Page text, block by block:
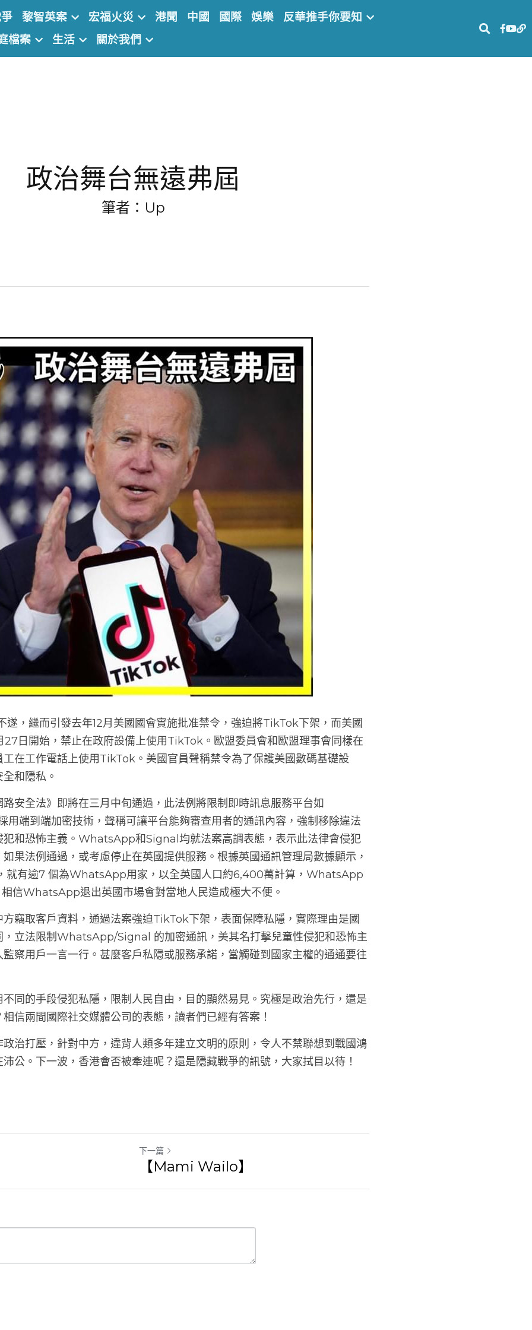
黎智英案 宏福火災 港聞 中國 國際 娛樂
反華推手你要知
檔案
生活 關於我們
政治舞台無遠弗屆
筆者：Up
，繼而引發去年12月美國國會實施批准禁令，強迫將TikTok下架，而美國
日開始，禁止在政府設備上使用TikTok。歐盟委員會和歐盟理事會同樣在
在工作電話上使用TikTok。美國官員聲稱禁令為了保護美國數碼基礎設
和隱私。
安全法》即將在三月中旬通過，此法例將限制即時訊息服務平台如
端到端加密技術，聲稱可讓平台能夠審查用者的通訊內容，強制移除違法
犯和恐怖主義。WhatsApp和Signal均就法案高調表態，表示此法律會侵犯
果法例通過，或考慮停止在英國提供服務。根據英國通訊管理局數據顯示，
就有逾7 個為WhatsApp用家，以全英國人口約6,400萬計算，WhatsApp
信WhatsApp退出英國市場會對當地人民造成極大不便。
竊取客戶資料，通過法案強迫TikTok下架，表面保障私隱，實際理由是國
，立法限制WhatsApp/Signal 的加密通訊，美其名打擊兒童性侵犯和恐怖主
察用戶一言一行。甚麼客戶私隱或服務承諾，當觸碰到國家主權的通通要往
同的手段侵犯私隱，限制人民自由，目的顯然易見。究極是政治先行，還是
信兩間國際社交媒體公司的表態，讀者們已經有答案！
治打壓，針對中方，違背人類多年建立文明的原則，令人不禁聯想到戰國鴻
公。下一波，香港會否被牽連呢？還是隱藏戰爭的訊號，大家拭目以待！
下一篇
【Mami Wailo】